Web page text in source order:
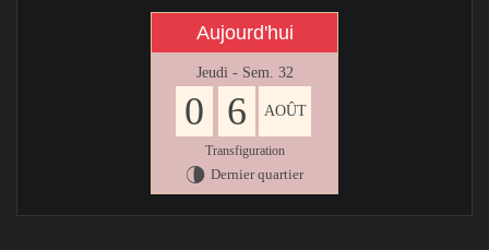
Aujourd'hui
Jeudi - Sem. 32
0 6 AOÛT
Transfiguration
U Dernier quartier